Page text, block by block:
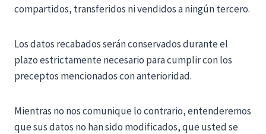
compartidos, transferidos ni vendidos a ningún tercero.
Los datos recabados serán conservados durante el
plazo estrictamente necesario para cumplir con los
preceptos mencionados con anterioridad.
Mientras no nos comunique lo contrario, entenderemos
que sus datos no han sido modificados, que usted se